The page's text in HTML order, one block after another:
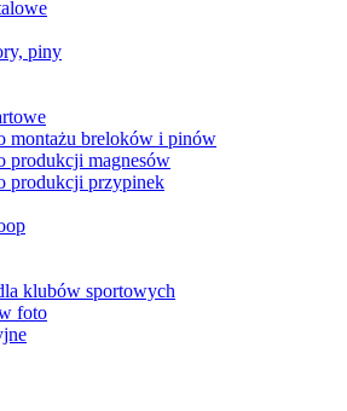
piny
montażu breloków i pinów
produkcji magnesów
produkcji przypinek
klubów sportowych
foto